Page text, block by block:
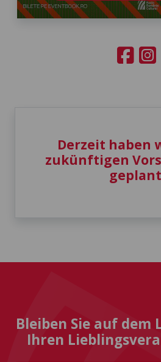
Derzeit haben
zukünftigen
Bleiben Sie auf dem
Ihren